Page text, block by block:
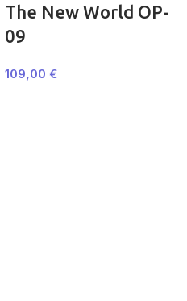
The New World OP-
09
109,00 €